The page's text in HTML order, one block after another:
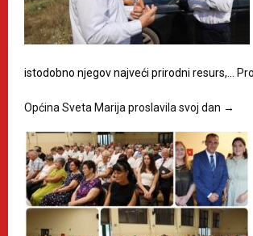
istodobno njegov najveći prirodni resurs,…
Općina Sveta Marija proslavila svoj dan →